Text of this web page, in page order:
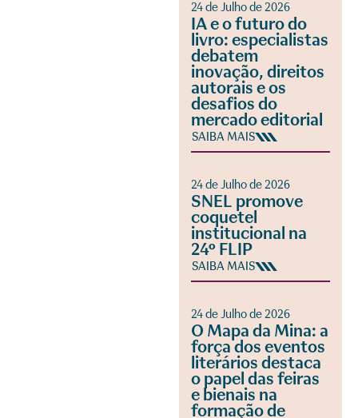
24 de Julho de 2026
IA e o futuro do
livro: especialistas
debatem
inovação, direitos
autorais e os
desafios do
mercado editorial
SAIBA MAIS
24 de Julho de 2026
SNEL promove
coquetel
institucional na
24º FLIP
SAIBA MAIS
24 de Julho de 2026
O Mapa da Mina: a
força dos eventos
literários destaca
o papel das feiras
e bienais na
formação de